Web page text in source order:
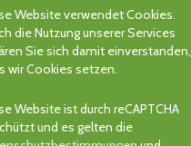
Website verwendet Cookies.
die Nutzung unserer Services
Sie sich damit einverstanden,
wir Cookies setzen.
Website ist durch reCAPTCHA
und es gelten die